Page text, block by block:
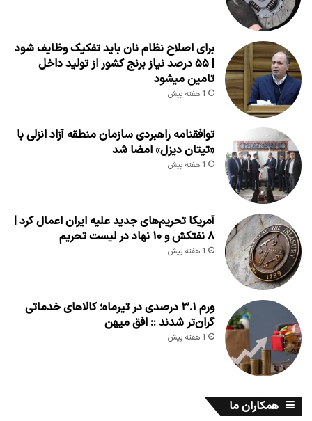
برای اصلاح نظام نان باید تفکیک وظایف شود
| ۵۵ درصد نیاز برنج کشور از تولید داخل
تامین میشود
1 هفته پیش
توافقنامه راهبردی سازمان منطقه آزاد انزلی با
«تیتان دیزل» امضا شد
1 هفته پیش
آمریکا تحریم‌های جدید علیه ایران اعمال کرد |
۸ نفتکش و ۱۰ نهاد در لیست تحریم
1 هفته پیش
ورم ۳.۱ درصدی در تیرماه؛ کالاهای خدماتی
گران‌تر شدند :: افق میهن
1 هفته پیش
همکاران ما